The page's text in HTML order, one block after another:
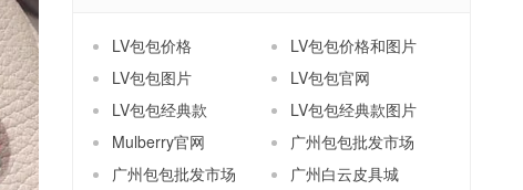
LV包包价格
LV包包价格和图片
LV包包图片
LV包包官网
LV包包经典款
LV包包经典款图片
Mulberry官网
广州包包批发市场
广州包包批发市场
广州白云皮具城